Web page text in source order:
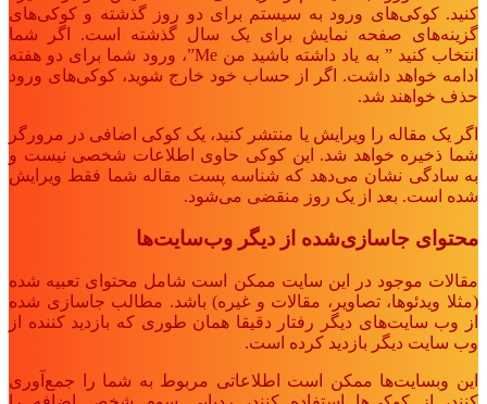
کنید. کوکی‌های ورود به سیستم برای دو روز گذشته و کوکی‌های
گزینه‌های صفحه نمایش برای یک سال گذشته است. اگر شما
انتخاب کنید ” به یاد داشته باشید من Me”، ورود شما برای دو هفته
ادامه خواهد داشت. اگر از حساب خود خارج شوید، کوکی‌های ورود
حذف خواهند شد.
اگر یک مقاله را ویرایش یا منتشر کنید، یک کوکی اضافی در مرورگر
شما ذخیره خواهد شد. این کوکی حاوی اطلاعات شخصی نیست و
به سادگی نشان می‌دهد که شناسه پست مقاله شما فقط ویرایش
شده است. بعد از یک روز منقضی می‌شود.
محتوای جاسازی‌شده از دیگر وب‌سایت‌ها
مقالات موجود در این سایت ممکن است شامل محتوای تعبیه شده
(مثلا ویدئوها، تصاویر، مقالات و غیره) باشد. مطالب جاسازی شده
از وب سایت‌های دیگر رفتار دقیقا همان طوری که بازدید کننده از
وب سایت دیگر بازدید کرده است.
این وبسایت‌ها ممکن است اطلاعاتی مربوط به شما را جمع‌آوری